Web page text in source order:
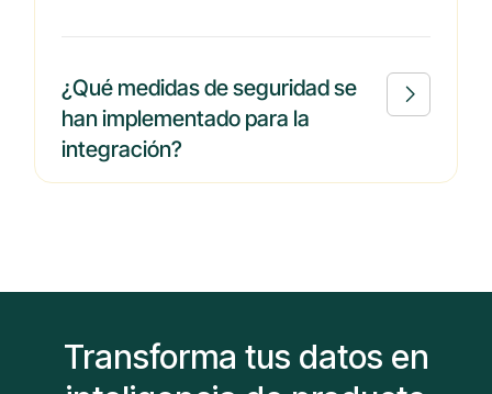
¿Qué medidas de seguridad se
han implementado para la
integración?

Transforma tus datos en